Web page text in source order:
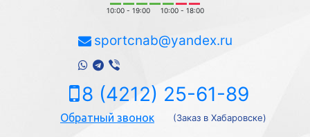
10:00 - 19:00 10:00 - 18:00
sportcnab@yandex.ru
8 (4212) 25-61-89
Обратный звонок (Заказ в Хабаровске)